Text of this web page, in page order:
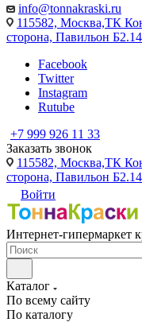
info@tonnakraski.ru
115582, Москва,ТК
сторона, Павильон Б2.14
Facebook
Twitter
Instagram
Rutube
+7 999 926 11 33
Заказать звонок
115582, Москва,ТК
сторона, Павильон Б2.14
Войти
Интернет-гипермаркет
Каталог
По всему сайту
По каталогу